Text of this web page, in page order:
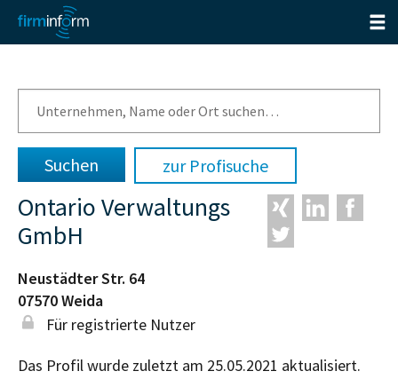
zur Profisuche
Ontario Verwaltungs
GmbH
Neustädter Str. 64
07570Weida
Für registrierte Nutzer
Das Profil wurde zuletzt am 25.05.2021 aktualisiert.